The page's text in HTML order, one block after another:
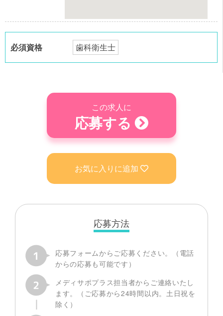
必須資格 歯科衛生士
この求人に
応募する
お気に入りに追加
応募方法
応募フォームからご応募ください。（電話
からの応募も可能です）
メディサポプラス担当者からご連絡いたし
ます。（ご応募から24時間以内。土日祝を
除く）